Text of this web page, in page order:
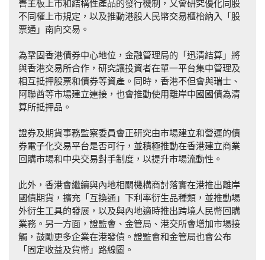
善主板上市和結構性產品的發行機制，又會研究優化同股
不同權上市規定，以及推動港股人民幣交易櫃枱納入「股
票通」南向交易。
為鞏固香港債券中心地位，金融管理局的「迅清結算」將
與香港交易所合作，研究讓投資者在單一平台集中管理及
相互抵押股票和債券等資產。同時，香港不但會與瑞士、
阿聯酋等市場建立連接，也會推動使用離岸中國國債為清
算所抵押品。
證券及期貨事務監察委員會正研究由市場建立和營運的債
券電子化交易平台是否可行，並積極推動在香港建立商業
回購市場和中央交易對手制度，以提升市場流動性。
此外，香港會繼續與內地相關機構商討落實在港推出離岸
國債期貨，擴充「互換通」下利率衍生品種類，並推動場
外衍生工具的發展，以及與內地適時推出跨境人民幣回購
業務。另一方面，證監會、金管局、港交所會增加市場接
觸，鼓勵更多企業在港發債。證監會和金管局也會公布
「固定收益及貨幣」路線圖。